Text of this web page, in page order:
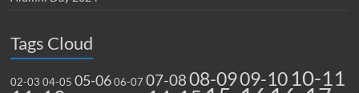
Tags Cloud
02-03 04-05 05-06 06-07 07-0808-0909-10 10-11